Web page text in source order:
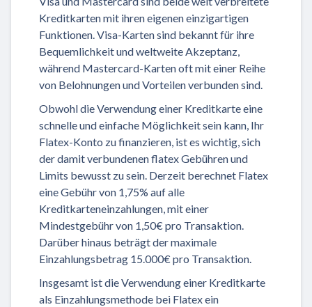
Kreditkarten mit ihren eigenen einzigartigen
Funktionen. Visa-Karten sind bekannt für ihre
Bequemlichkeit und weltweite Akzeptanz,
während Mastercard-Karten oft mit einer Reihe
von Belohnungen und Vorteilen verbunden sind.
Obwohl die Verwendung einer Kreditkarte eine
schnelle und einfache Möglichkeit sein kann, Ihr
Flatex-Konto zu finanzieren, ist es wichtig, sich
der damit verbundenen flatex Gebühren und
Limits bewusst zu sein. Derzeit berechnet Flatex
eine Gebühr von 1,75% auf alle
Kreditkarteneinzahlungen, mit einer
Mindestgebühr von 1,50€ pro Transaktion.
Darüber hinaus beträgt der maximale
Einzahlungsbetrag 15.000€ pro Transaktion.
Insgesamt ist die Verwendung einer Kreditkarte
als Einzahlungsmethode bei Flatex ein